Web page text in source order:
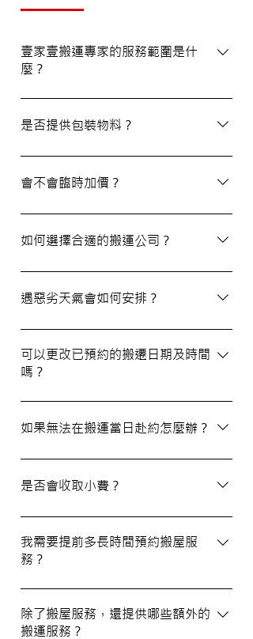
壹家壹搬運專家的服務範圍是什
麼？
壹家壹搬運專家的服務覆蓋港九及新界，無
論是一般搬屋服務還是商務搬遷，我們都能
是否提供包裝物料？
是的，我們會為客戶提供包裝物料。如有需
要，請隨時與我們的客戶服務員查詢。
會不會臨時加價？
我們的報價透明，會根據您提供的物品清單
提供合理預算，絕無隱藏費用。除非搬運當
約定的費用。
如何選擇合適的搬運公司？
選擇一間合適的搬運公司非常重要，建議您
選擇經驗豐富、提供專業服務且預算合理的
擇！
遇惡劣天氣會如何安排？
如搬屋當日遇上惡劣天氣，我們會提前與您
聯絡並安排改期。具體安排如下： 黑色暴
雨或八號熱帶氣旋警告於早上十時前發出：
我們會即時更新安排。 工作時間內解除警
可以更改已預約的搬遷日期及時間
嗎？
如果需要更改或取消已預約的搬運服務，請
在預定搬運日期前至少兩個工作日的下午三
50%作為行政費。
如果無法在搬運當日赴約怎麼辦？
若您無法在搬運當日赴約，請至少提前兩個
工作日的下午三時通知我們，否則我們將有
是否會收取小費？
我們不會向客戶索取小費，但客戶可自願性
地為搬運團隊作獎賞，以表達對我們服務的
滿意。
我需要提前多長時間預約搬屋服
務？
我們建議您在搬屋前一至三星期預約搬運日
期及時間，特別是在熱門的週末，以確保我
們能為您安排妥當的服務。
除了搬屋服務，還提供哪些額外的
搬運服務？